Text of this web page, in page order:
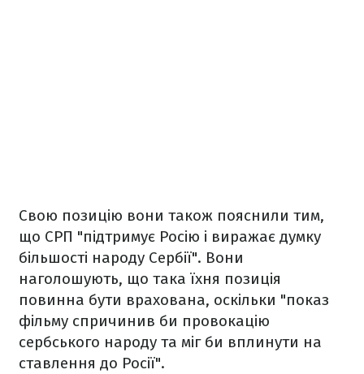
Свою позицію вони також пояснили тим,
що СРП "підтримує Росію і виражає думку
більшості народу Сербії". Вони
наголошують, що така їхня позиція
повинна бути врахована, оскільки "показ
фільму спричинив би провокацію
сербського народу та міг би вплинути на
ставлення до Росії".